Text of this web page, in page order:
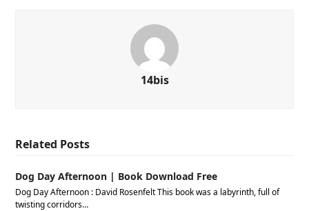
14bis
Related Posts
Dog Day Afternoon | Book Download Free
Dog Day Afternoon : David Rosenfelt This book was a labyrinth, full of
twisting corridors…